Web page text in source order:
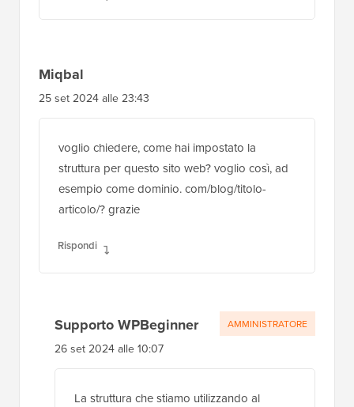
Miqbal
25 set 2024 alle 23:43
voglio chiedere, come hai impostato la
struttura per questo sito web? voglio così, ad
esempio come dominio. com/blog/titolo-
articolo/? grazie
Rispondi
Supporto WPBeginner
26 set 2024 alle 10:07
La struttura che stiamo utilizzando al
AMMINISTRATORE